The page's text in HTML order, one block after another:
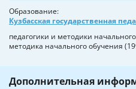
Образование
Кузбасская государственная
педагогики и методики
методика начального обучения
Дополнительная